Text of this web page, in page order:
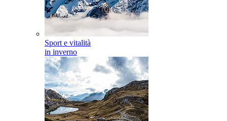
Sport e vitalità
in inverno